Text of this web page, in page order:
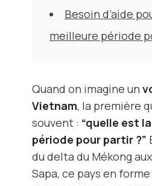
Besoin d’aide
meilleure période
Quand on imagine un
Vietnam, la première
souvent : “quelle est
période pour partir ?”
du delta du Mékong
Sapa, ce pays en